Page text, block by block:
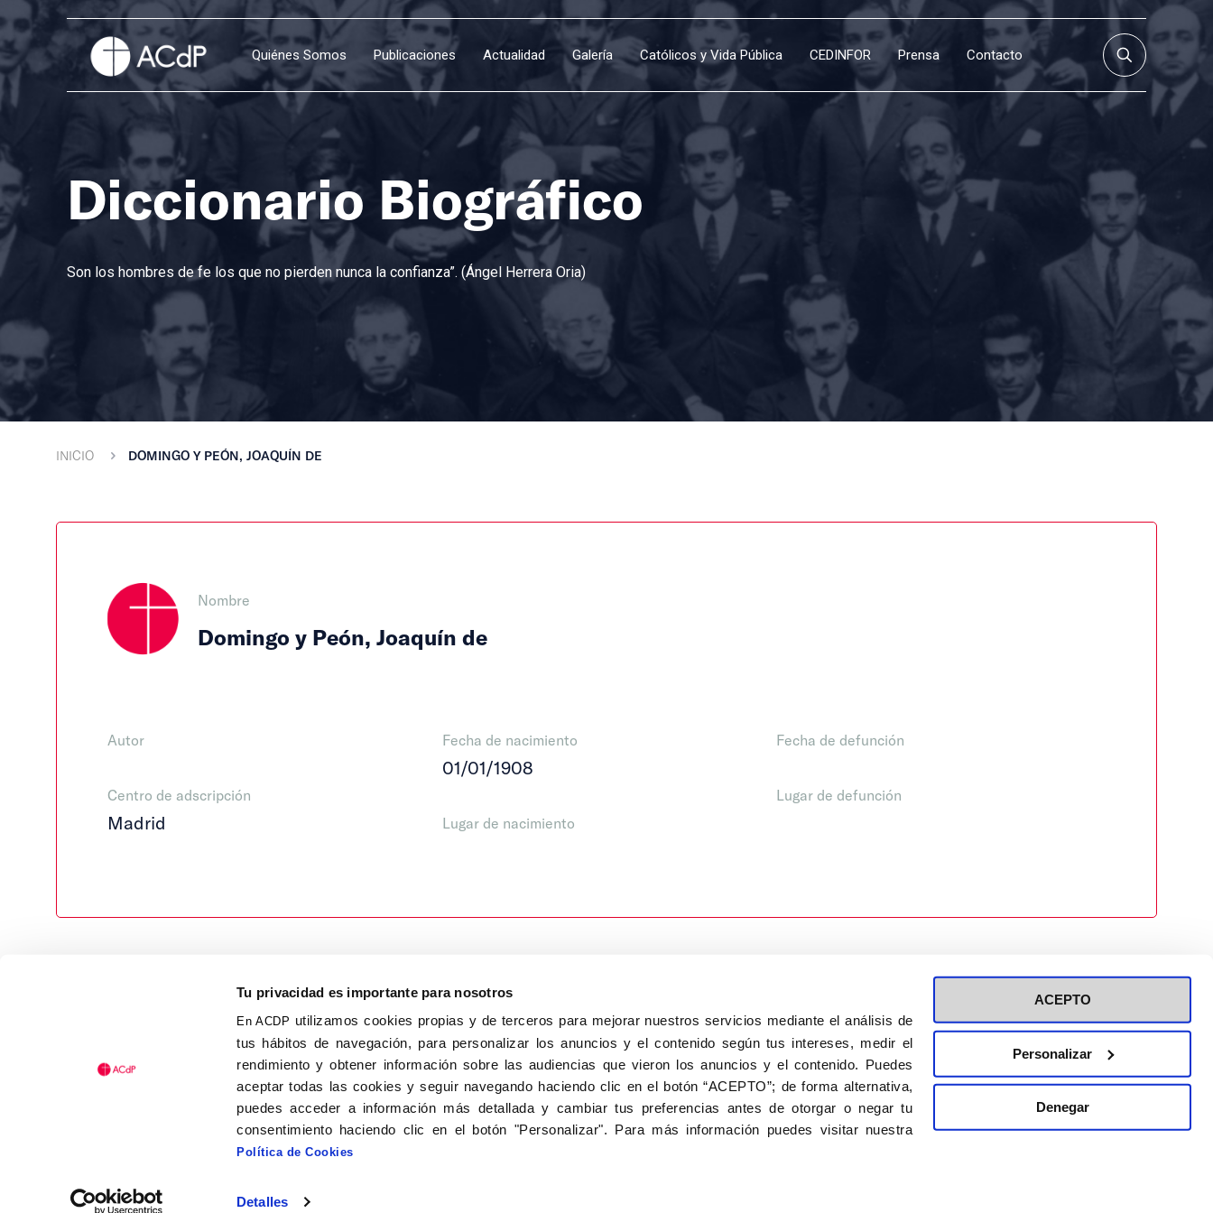
Tu privacidad es importante para nosotros
En ACDP utilizamos cookies propias y de terceros para mejorar nuestros servicios mediante el análisis de
tus hábitos de navegación, para personalizar los anuncios y el contenido según tus intereses, medir el
rendimiento y obtener información sobre las audiencias que vieron los anuncios y el contenido. Puedes
aceptar todas las cookies y seguir navegando haciendo clic en el botón “ACEPTO”; de forma alternativa,
puedes acceder a información más detallada y cambiar tus preferencias antes de otorgar o negar tu
consentimiento haciendo clic en el botón "Personalizar". Para más información puedes visitar nuestra
Política de Cookies
Detalles
ACEPTO
Personalizar
Denegar
Quiénes Somos Publicaciones Actualidad Galería Católicos y Vida Pública CEDINFOR Prensa Contacto
Diccionario Biográfico
Son los hombres de fe los que no pierden nunca la confianza”. (Ángel Herrera Oria)
INICIO DOMINGO Y PEÓN, JOAQUÍN DE
Nombre
Domingo y Peón, Joaquín de
Autor
Centro de adscripción
Madrid
Fecha de nacimiento
01/01/1908
Lugar de nacimiento
Fecha de defunción
Lugar de defunción
Calle Isaac Peral, 58 C.P.: 28040, Madrid
Tel (+34) 91 456 63 27
Fax: (+34) 91 535 19 98
acdp@acdp.es
Aviso Legal Inscripción a eventos
Política de privacidad de RRSS
Política de cookies